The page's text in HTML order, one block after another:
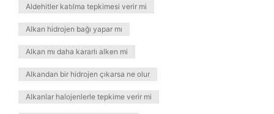
Aldehitler katılma tepkimesi verir mi
Alkan hidrojen bağı yapar mı
Alkan mı daha kararlı alken mi
Alkandan bir hidrojen çıkarsa ne olur
Alkanlar halojenlerle tepkime verir mi